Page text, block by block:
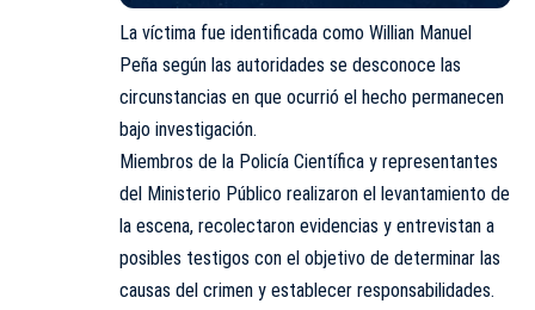
La víctima fue identificada como Willian Manuel
Peña según las autoridades se desconoce las
circunstancias en que ocurrió el hecho permanecen
bajo investigación.
Miembros de la Policía Científica y representantes
del Ministerio Público realizaron el levantamiento de
la escena, recolectaron evidencias y entrevistan a
posibles testigos con el objetivo de determinar las
causas del crimen y establecer responsabilidades.